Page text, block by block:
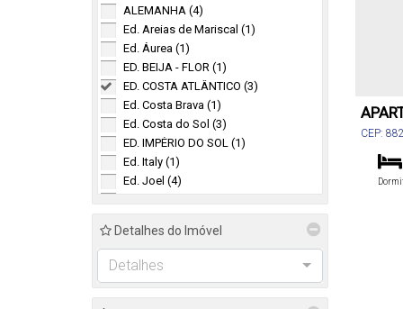
ALEMANHA (4)
Ed. Areias de Mariscal (1)
Ed. Áurea (1)
ED. BEIJA - FLOR (1)
ED. COSTA ATLÂNTICO (3)
Ed. Costa Brava (1)
Ed. Costa do Sol (3)
ED. IMPÉRIO DO SOL (1)
Ed. Italy (1)
Ed. Joel (4)
Ed. Marina de Jesus (6)
Detalhes do Imóvel
Detalhes
CEP: